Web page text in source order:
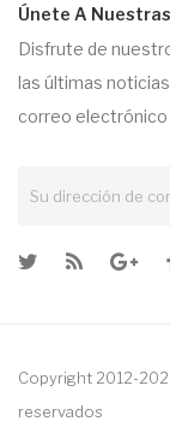
Únete A
Disfrute de
las últimas
correo electrónico
Copyright 2012-
reservados